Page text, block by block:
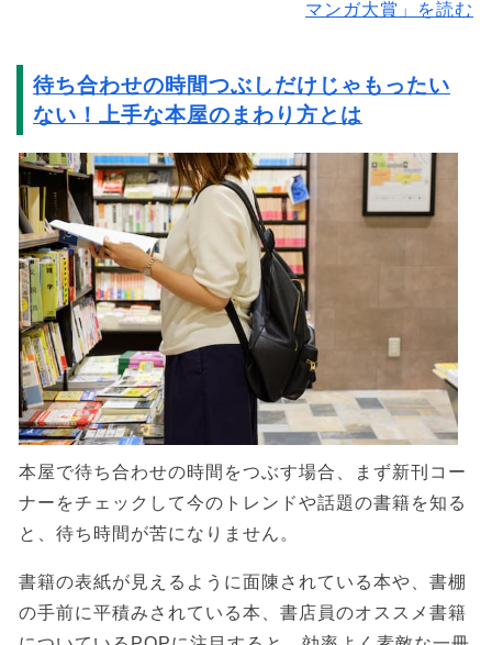
マンガ大賞」を読む
待ち合わせの時間つぶしだけじゃもったい
ない！上手な本屋のまわり方とは
本屋で待ち合わせの時間をつぶす場合、まず新刊コー
ナーをチェックして今のトレンドや話題の書籍を知る
と、待ち時間が苦になりません。
書籍の表紙が見えるように面陳されている本や、書棚
の手前に平積みされている本、書店員のオススメ書籍